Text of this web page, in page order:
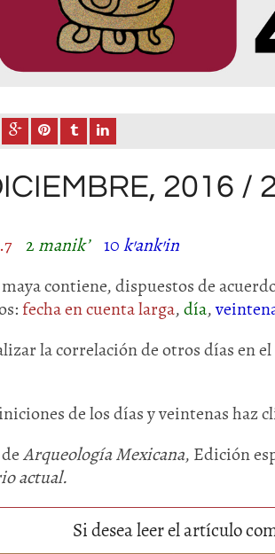
2016 /
2 manik’ 10k’ank’in
contiene, dispuestos de
fecha en cuenta larga,día,
la correlación de otros días en
de los días y veintenas
Arqueología Mexicana, Edición
actual.
Si desea leer el artículo